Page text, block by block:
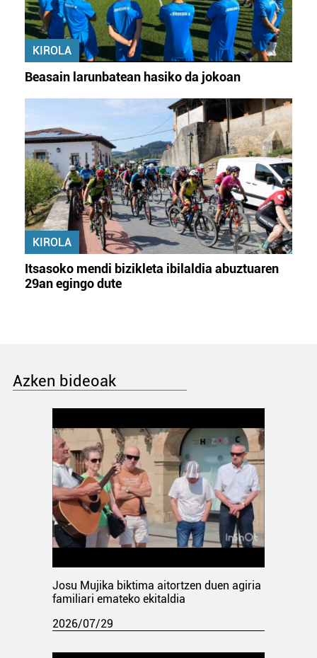
KIROLA
Beasain larunbatean hasiko da jokoan
KIROLA
Itsasoko mendi bizikleta ibilaldia abuztuaren
29an egingo dute
Azken bideoak
Josu Mujika biktima aitortzen duen agiria
familiari emateko ekitaldia
2026/07/29